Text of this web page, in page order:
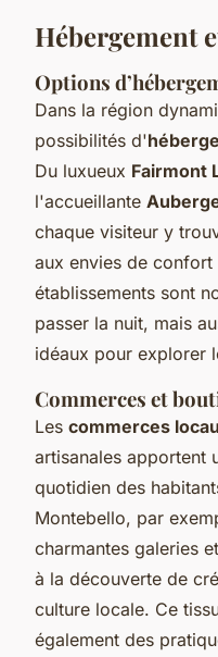
Hébergement
Options
Dans la région
possibilités d'
Du luxueux Fairmont
l'accueillante
chaque visiteur y
aux envies de
établissements sont
passer la nuit, mais
idéaux pour explorer
Commerces et
Les commerces
artisanales apportent
quotidien des
Montebello, par
charmantes galeries
à la découverte de
culture locale. Ce
également des